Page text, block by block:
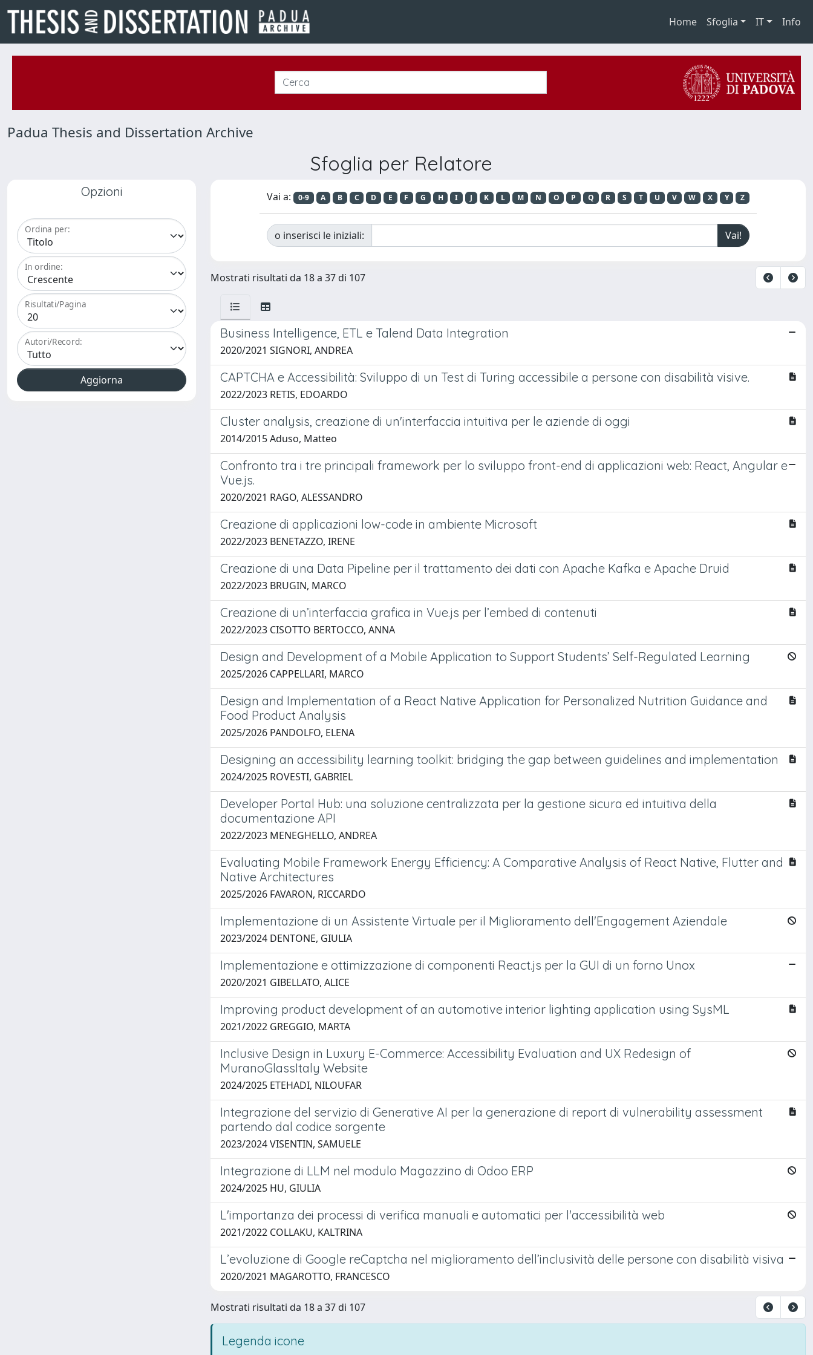
Home Sfoglia IT Info
Padua Thesis and Dissertation Archive
Sfoglia per Relatore
Opzioni
Ordina per:
In ordine:
Risultati/Pagina
Autori/Record:
Vai a: 0-9 A B C D E F G H I J K L M N O P Q R S T U V W X Y Z
o inserisci le iniziali:
Mostrati risultati da 18 a 37 di 107
Business Intelligence, ETL e Talend Data Integration
2020/2021 SIGNORI, ANDREA
CAPTCHA e Accessibilità: Sviluppo di un Test di Turing accessibile a persone con disabilità visive.
2022/2023 RETIS, EDOARDO
Cluster analysis, creazione di un'interfaccia intuitiva per le aziende di oggi
2014/2015 Aduso, Matteo
Confronto tra i tre principali framework per lo sviluppo front-end di applicazioni web: React, Angular e
Vue.js.
2020/2021 RAGO, ALESSANDRO
Creazione di applicazioni low-code in ambiente Microsoft
2022/2023 BENETAZZO, IRENE
Creazione di una Data Pipeline per il trattamento dei dati con Apache Kafka e Apache Druid
2022/2023 BRUGIN, MARCO
Creazione di un’interfaccia grafica in Vue.js per l’embed di contenuti
2022/2023 CISOTTO BERTOCCO, ANNA
Design and Development of a Mobile Application to Support Students’ Self-Regulated Learning
2025/2026 CAPPELLARI, MARCO
Design and Implementation of a React Native Application for Personalized Nutrition Guidance and
Food Product Analysis
2025/2026 PANDOLFO, ELENA
Designing an accessibility learning toolkit: bridging the gap between guidelines and implementation
2024/2025 ROVESTI, GABRIEL
Developer Portal Hub: una soluzione centralizzata per la gestione sicura ed intuitiva della
documentazione API
2022/2023 MENEGHELLO, ANDREA
Evaluating Mobile Framework Energy Efficiency: A Comparative Analysis of React Native, Flutter and
Native Architectures
2025/2026 FAVARON, RICCARDO
Implementazione di un Assistente Virtuale per il Miglioramento dell'Engagement Aziendale
2023/2024 DENTONE, GIULIA
Implementazione e ottimizzazione di componenti React.js per la GUI di un forno Unox
2020/2021 GIBELLATO, ALICE
Improving product development of an automotive interior lighting application using SysML
2021/2022 GREGGIO, MARTA
Inclusive Design in Luxury E-Commerce: Accessibility Evaluation and UX Redesign of
MuranoGlassItaly Website
2024/2025 ETEHADI, NILOUFAR
Integrazione del servizio di Generative AI per la generazione di report di vulnerability assessment
partendo dal codice sorgente
2023/2024 VISENTIN, SAMUELE
Integrazione di LLM nel modulo Magazzino di Odoo ERP
2024/2025 HU, GIULIA
L'importanza dei processi di verifica manuali e automatici per l'accessibilità web
2021/2022 COLLAKU, KALTRINA
L’evoluzione di Google reCaptcha nel miglioramento dell’inclusività delle persone con disabilità visiva
2020/2021 MAGAROTTO, FRANCESCO
Mostrati risultati da 18 a 37 di 107
Legenda icone